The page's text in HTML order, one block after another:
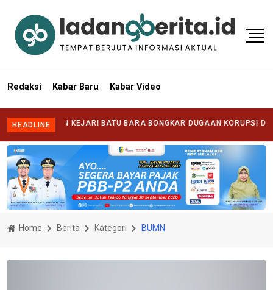
Redaksi Kabar Baru Kabar Video
HEADLINEBATU BARA BONGKAR DUGAAN KORUPSI DI DUA OPD|
Home Berita Kategori BUMN